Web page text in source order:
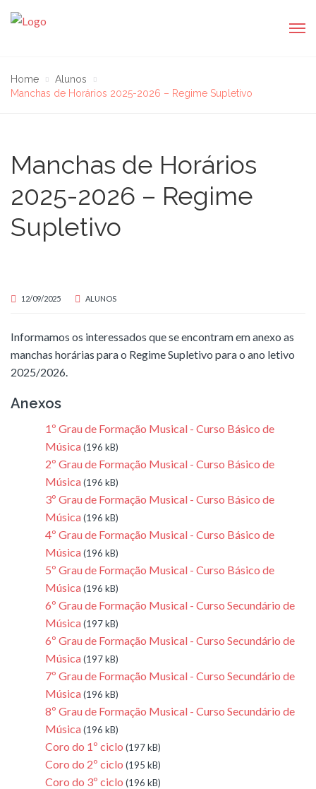
Home
Alunos
Manchas de Horários 2025-2026 – Regime Supletivo
Manchas de Horários
2025-2026 – Regime
Supletivo
12/09/2025 ALUNOS
Informamos os interessados que se encontram em anexo as
manchas horárias para o Regime Supletivo para o ano letivo
2025/2026.
Anexos
1º Grau de Formação Musical - Curso Básico de
Música(196 kB)
2º Grau de Formação Musical - Curso Básico de
Música(196 kB)
3º Grau de Formação Musical - Curso Básico de
Música(196 kB)
4º Grau de Formação Musical - Curso Básico de
Música(196 kB)
5º Grau de Formação Musical - Curso Básico de
Música(196 kB)
6º Grau de Formação Musical - Curso Secundário de
Música(197 kB)
6º Grau de Formação Musical - Curso Secundário de
Música(197 kB)
7º Grau de Formação Musical - Curso Secundário de
Música(196 kB)
8º Grau de Formação Musical - Curso Secundário de
Música(196 kB)
Coro do 1º ciclo (197 kB)
Coro do 2º ciclo (195 kB)
Coro do 3º ciclo (196 kB)